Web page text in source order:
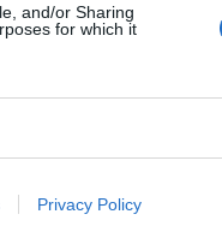
and/or Sharing
for which it
Privacy Policy